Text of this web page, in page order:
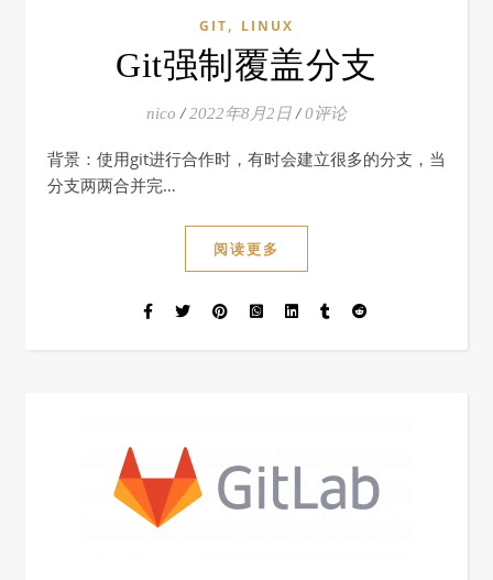
GIT, LINUX
Git强制覆盖分支
nico / 2022年8月2日 / 0评论
背景：使用git进行合作时，有时会建立很多的分支，当
分支两两合并完…
阅读更多